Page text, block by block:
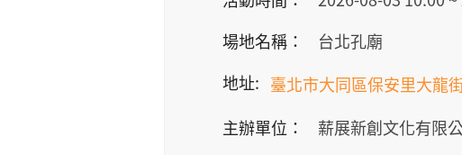
場地名稱：
台北孔廟
地址: 臺北市大同區保安里大龍
主辦單位：
薪展新創文化有限